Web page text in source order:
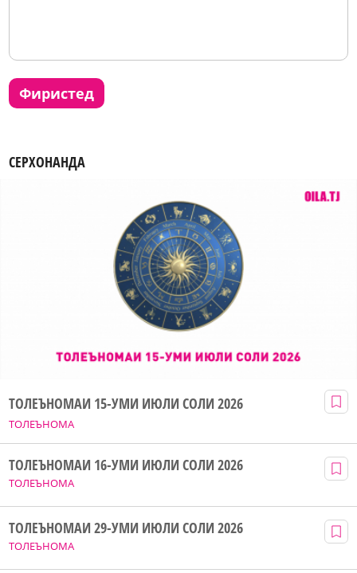
фиристед
СЕРХОНАНДА
ТОЛЕЪНОМА
ТОЛЕЪНОМАИ 15-УМИ ИЮЛИ СОЛИ 2026
ТОЛЕЪНОМА
ТОЛЕЪНОМАИ 16-УМИ ИЮЛИ СОЛИ 2026
ТОЛЕЪНОМА
ТОЛЕЪНОМАИ 29-УМИ ИЮЛИ СОЛИ 2026